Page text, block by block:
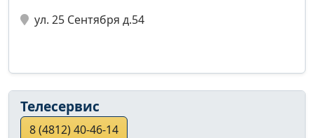
ул. 25 Сентября д.54
Телесервис
8 (4812) 40-46-14